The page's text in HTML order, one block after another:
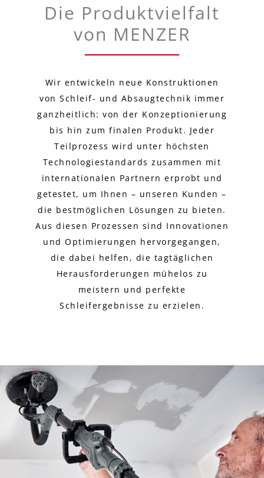
Die Produktvielfalt
von MENZER
Wir entwickeln neue Konstruktionen
von Schleif- und Absaugtechnik immer
ganzheitlich: von der Konzeptionierung
bis hin zum finalen Produkt. Jeder
Teilprozess wird unter höchsten
Technologiestandards zusammen mit
internationalen Partnern erprobt und
getestet, um Ihnen – unseren Kunden –
die bestmöglichen Lösungen zu bieten.
Aus diesen Prozessen sind Innovationen
und Optimierungen hervorgegangen,
die dabei helfen, die tagtäglichen
Herausforderungen mühelos zu
meistern und perfekte
Schleifergebnisse zu erzielen.